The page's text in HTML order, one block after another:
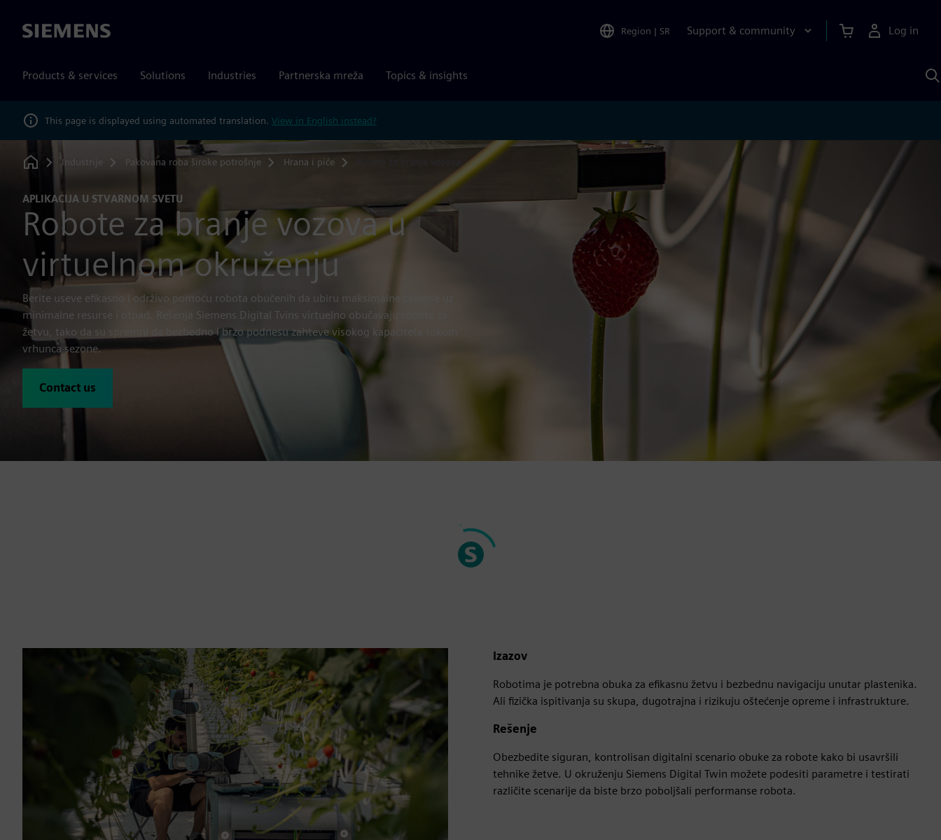
Siemens Region | SR Support & community Log in
Products & services Solutions Industries Partnerska mreža Topics & insights
This page is displayed using automated translation. View in English instead?
Home
Industrije Pakovana roba široke potrošnje Hrana i piće
APLIKACIJA U STVARNOM SVETU
Robote za branje vozova u
virtuelnom okruženju
Berite useve efikasno i održivo pomoću robota obučenih da ubiru maksimalne prinose uz
minimalne resurse i otpad. Rešenja Siemens Digital Tvins virtuelno obučavaju robote za
žetvu, tako da su spremni da bezbedno i brzo podnesu zahteve visokog kapaciteta tokom
vrhunca sezone.
Contact us
Izazov
Robotima je potrebna obuka za efikasnu žetvu i bezbednu navigaciju unutar plastenika.
Ali fizička ispitivanja su skupa, dugotrajna i rizikuju oštećenje opreme i infrastrukture.
Rešenje
Obezbedite siguran, kontrolisan digitalni scenario obuke za robote kako bi usavršili
tehnike žetve. U okruženju Siemens Digital Twin možete podesiti parametre i testirati
različite scenarije da biste brzo poboljšali performanse robota.